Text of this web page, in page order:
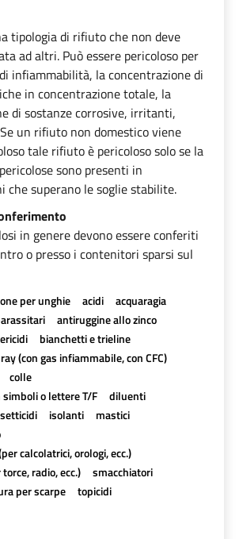
tipologia di rifiuto che non deve
ad altri. Può essere pericoloso per
infiammabilità, la concentrazione di
in concentrazione totale, la
di sostanze corrosive, irritanti,
un rifiuto non domestico viene
tale rifiuto è pericoloso solo se la
sono presenti in
che superano le soglie stabilite.
in genere devono essere conferiti
o presso i contenitori sparsi sul
per unghie acidi
acquaragia
antiruggine allo zinco
bianchetti e trieline
(con gas infiammabile, con CFC)
colle
o lettere T/F
diluenti
isolanti
mastici
calcolatrici, orologi, ecc.)
radio, ecc.)
smacchiatori
per scarpe topicidi